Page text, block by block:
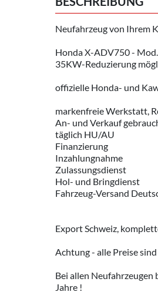
Neufahrzeug von Ihrem
Honda X-ADV750 -
35KW-Reduzierung
offizielle Honda- und
markenfreie Werkstatt,
An- und Verkauf
täglich HU/AU
Finanzierung
Inzahlungnahme
Zulassungsdienst
Hol- und Bringdienst
Fahrzeug-Versand
Export Schweiz,
Achtung - alle Preise
Bei allen Neufahrzeugen
Jahre !